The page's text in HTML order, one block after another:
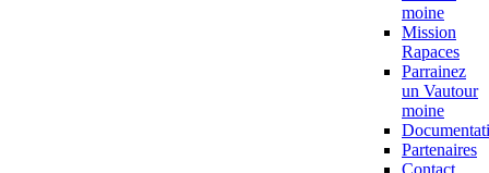
moine
Mission
Rapaces
Parrainez
un Vautour
moine
Partenaires